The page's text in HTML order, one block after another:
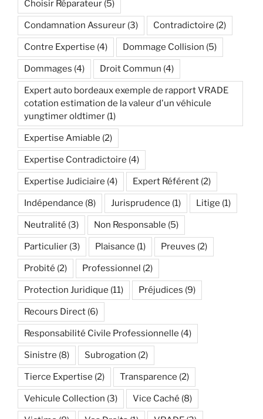
Choisir Réparateur (5)
Condamnation Assureur (3) Contradictoire (2)
Contre Expertise (4) Dommage Collision (5)
Dommages (4) Droit Commun (4)
Expert auto bordeaux exemple de rapport VRADE
cotation estimation de la valeur d'un véhicule
yungtimer oldtimer (1)
Expertise Amiable (2)
Expertise Contradictoire (4)
Expertise Judiciaire (4) Expert Référent (2)
Indépendance (8) Jurisprudence (1) Litige (1)
Neutralité (3) Non Responsable (5)
Particulier (3) Plaisance (1) Preuves (2)
Probité (2) Professionnel (2)
Protection Juridique (11) Préjudices (9)
Recours Direct (6)
Responsabilité Civile Professionnelle (4)
Sinistre (8) Subrogation (2)
Tierce Expertise (2) Transparence (2)
Vehicule Collection (3) Vice Caché (8)